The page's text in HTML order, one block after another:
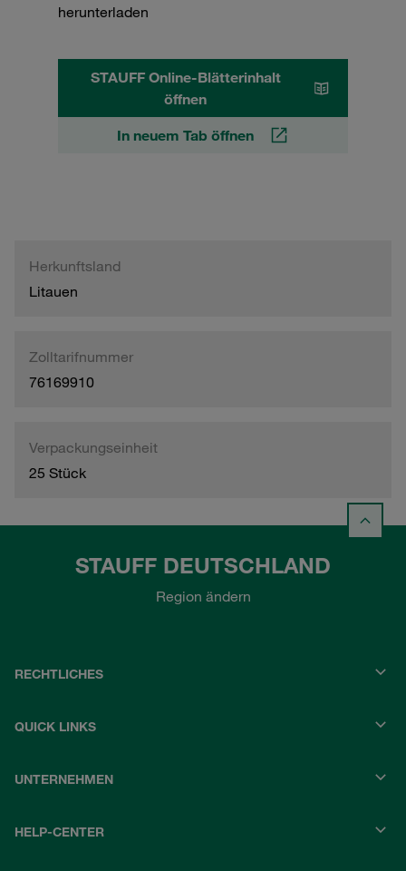
herunterladen
STAUFF Online-Blätterinhalt
öffnen
In neuem Tab öffnen
Herkunftsland
Litauen
Zolltarifnummer
76169910
Verpackungseinheit
25 Stück
STAUFF DEUTSCHLAND
Region ändern
RECHTLICHES
QUICK LINKS
UNTERNEHMEN
HELP-CENTER